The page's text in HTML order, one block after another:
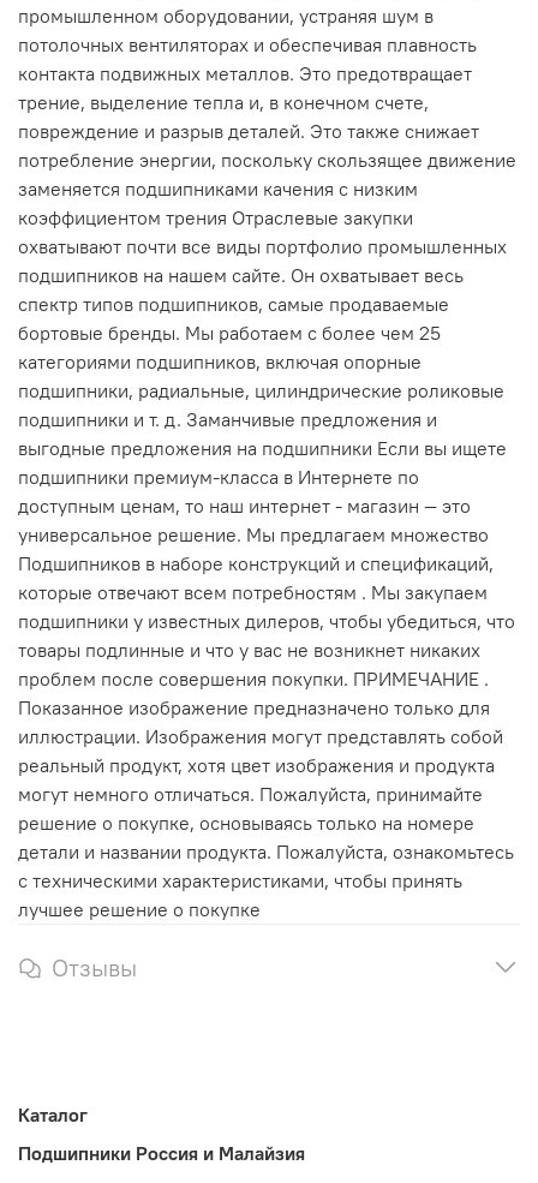
промышленном оборудовании, устраняя шум в
потолочных вентиляторах и обеспечивая плавность
контакта подвижных металлов. Это предотвращает
трение, выделение тепла и, в конечном счете,
повреждение и разрыв деталей. Это также снижает
потребление энергии, поскольку скользящее движение
заменяется подшипниками качения с низким
коэффициентом трения Отраслевые закупки
охватывают почти все виды портфолио промышленных
подшипников на нашем сайте. Он охватывает весь
спектр типов подшипников, самые продаваемые
бортовые бренды. Мы работаем с более чем 25
категориями подшипников, включая опорные
подшипники, радиальные, цилиндрические роликовые
подшипники и т. д. Заманчивые предложения и
выгодные предложения на подшипники Если вы ищете
подшипники премиум-класса в Интернете по
доступным ценам, то наш интернет - магазин — это
универсальное решение. Мы предлагаем множество
Подшипников в наборе конструкций и спецификаций,
которые отвечают всем потребностям . Мы закупаем
подшипники у известных дилеров, чтобы убедиться, что
товары подлинные и что у вас не возникнет никаких
проблем после совершения покупки. ПРИМЕЧАНИЕ .
Показанное изображение предназначено только для
иллюстрации. Изображения могут представлять собой
реальный продукт, хотя цвет изображения и продукта
могут немного отличаться. Пожалуйста, принимайте
решение о покупке, основываясь только на номере
детали и названии продукта. Пожалуйста, ознакомьтесь
с техническими характеристиками, чтобы принять
лучшее решение о покупке
Отзывы
Каталог
Подшипники Россия и Малайзия